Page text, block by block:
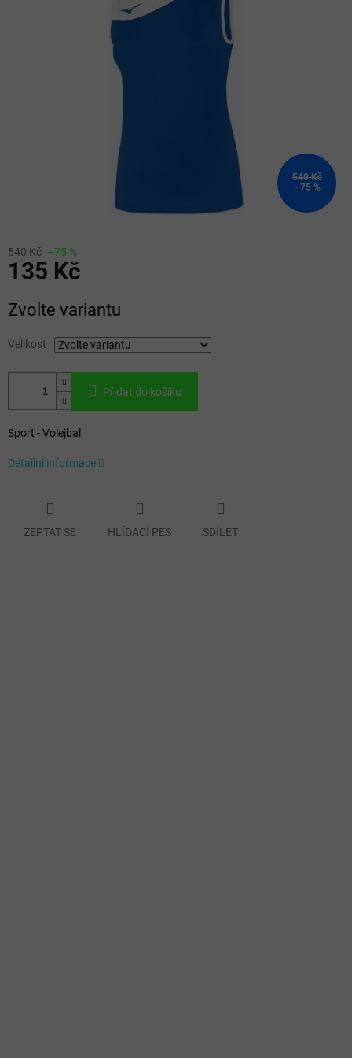
540 Kč
–75 %
540 Kč –75 %
135 Kč
cena:
Zvolte variantu
Velikost
Přidat do košíku
Sport - Volejbal
Detailní informace
ZEPTAT SE HLÍDACÍ PES SDÍLET